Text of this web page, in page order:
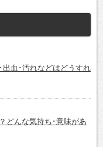
出血･汚れなどはどうすれ
どんな気持ち･意味があ